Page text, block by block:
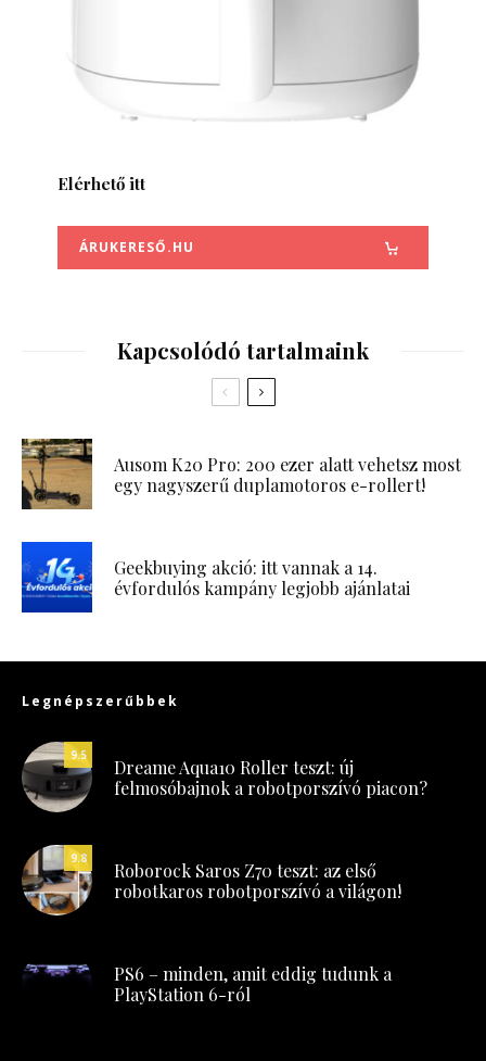
Elérhető itt
ÁRUKERESŐ.HU
Kapcsolódó tartalmaink
Ausom K20 Pro: 200 ezer alatt vehetsz most
egy nagyszerű duplamotoros e-rollert!
Geekbuying akció: itt vannak a 14.
évfordulós kampány legjobb ajánlatai
Legnépszerűbbek
9.5
Dreame Aqua10 Roller teszt: új
felmosóbajnok a robotporszívó piacon?
9.8
Roborock Saros Z70 teszt: az első
robotkaros robotporszívó a világon!
PS6 – minden, amit eddig tudunk a
PlayStation 6-ról